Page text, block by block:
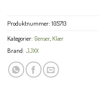
Produktnummer: 105713
Kategorier: Genser, Klær
Brand: JJXX